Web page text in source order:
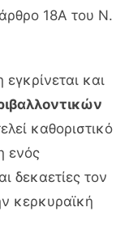
18Α του Ν.
και
καθοριστικό
ενός
δεκαετίες τον
κερκυραϊκή